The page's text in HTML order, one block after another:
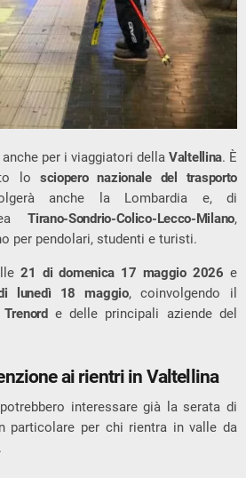
per i viaggiatori della Valtellina. È
lo sciopero nazionale del trasporto
anche la Lombardia e, di
Tirano-Sondrio-Colico-Lecco-Milano,
per pendolari, studenti e turisti.
21 di domenica 17 maggio 2026 e
lunedì 18 maggio, coinvolgendo il
Trenorde delle principali aziende del
ai rientri in Valtellina
interessare già la serata di
particolare per chi rientra in valle da